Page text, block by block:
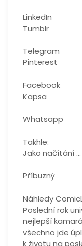
LinkedIn
Tumblr
Telegram
Pinterest
Facebook
Kapsa
Whatsapp
Takhle:
Jako načítání …
Příbuzný
Náhledy
Poslední rok
nejlepší
všechno jde
k životu na